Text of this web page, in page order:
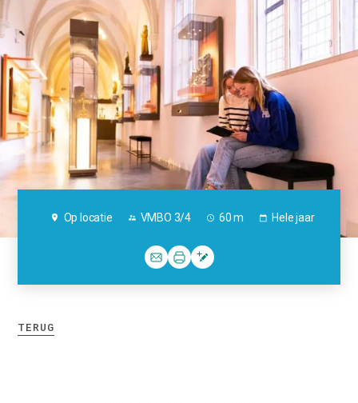
Op locatie VMBO 3/4 60 m Hele jaar
TERUG